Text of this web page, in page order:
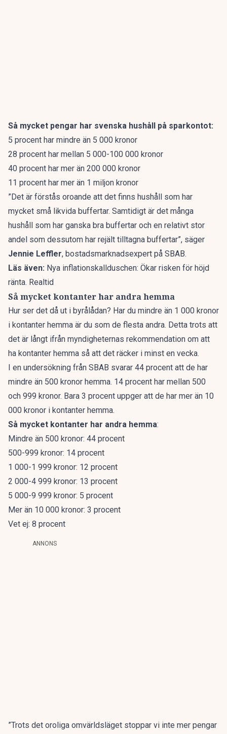
Så mycket pengar har svenska hushåll på sparkontot:
5 procent har mindre än 5 000 kronor
28 procent har mellan 5 000-100 000 kronor
40 procent har mer än 200 000 kronor
11 procent har mer än 1 miljon kronor
”Det är förstås oroande att det finns hushåll som har
mycket små likvida buffertar. Samtidigt är det många
hushåll som har ganska bra buffertar och en relativt stor
andel som dessutom har rejält tilltagna buffertar”, säger
Jennie Leffler, bostadsmarknadsexpert på SBAB.
Läs även: Nya inflationskallduschen: Ökar risken för höjd
ränta. Realtid
Så mycket kontanter har andra hemma
Hur ser det då ut i byrålådan? Har du mindre än 1 000 kronor
i kontanter hemma är du som de flesta andra. Detta trots att
det är långt ifrån myndigheternas rekommendation om att
ha kontanter hemma så att det räcker i minst en vecka.
I en undersökning från SBAB svarar 44 procent att de har
mindre än 500 kronor hemma. 14 procent har mellan 500
och 999 kronor. Bara 3 procent uppger att de har mer än 10
000 kronor i kontanter hemma.
Så mycket kontanter har andra hemma:
Mindre än 500 kronor: 44 procent
500-999 kronor: 14 procent
1 000-1 999 kronor: 12 procent
2 000-4 999 kronor: 13 procent
5 000-9 999 kronor: 5 procent
Mer än 10 000 kronor: 3 procent
Vet ej: 8 procent
ANNONS
”Trots det oroliga omvärldsläget stoppar vi inte mer pengar